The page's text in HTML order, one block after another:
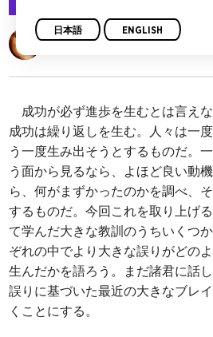
Mark Rosewater
成功が必ず進歩を生むとは言えな
成功は繰り返しを生む。人々は一
う一度生み出そうとするものだ。
う面から見るなら、よほど良い動
ら、何がまずかったのかを調べ、
するものだ。今回これを取り上げ
て学んだ大きな教訓のうちいくつ
ぞれの中でより大きな誤りがどの
生んだかを語ろう。まだ諸君に話
誤りに基づいた最近の大きなブレ
くことにする。
日本語 ENGLISH